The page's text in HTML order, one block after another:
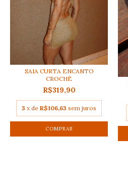
SAIA CURTA ENCANTO
CROCHÊ
R$319,90
3 x de R$106,63 sem juros
COMPRAR